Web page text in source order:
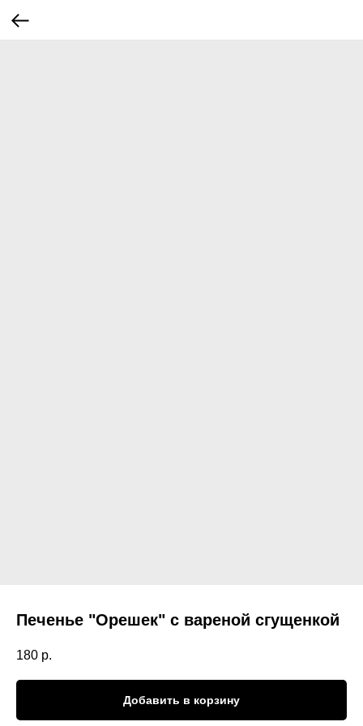
Печенье "Орешек" с вареной сгущенкой
180 р.
Добавить в корзину